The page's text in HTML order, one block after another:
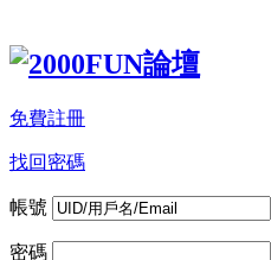
免費註冊
找回密碼
帳號
密碼